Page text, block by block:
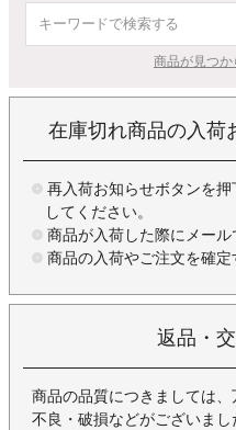
商品が見つか
在庫切れ商品の入荷
再入荷お知らせボタンを
してください。
商品が入荷した際にメール
商品の入荷やご注文を確定
返品・
商品の品質につきましては
不良・破損などがございま